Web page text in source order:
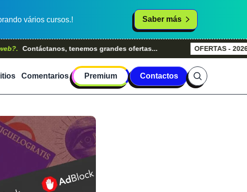
vários cursos.! Saber más
tenemos grandes ofertas... OFERTAS - 2026
Comentarios Premium Contactos